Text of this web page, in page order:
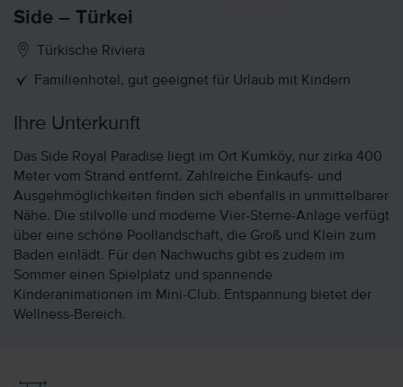
Side – Türkei
Türkische Riviera
Familienhotel, gut geeignet für Urlaub mit Kindern
Ihre Unterkunft
Das Side Royal Paradise liegt im Ort Kumköy, nur zirka 400
Meter vom Strand entfernt. Zahlreiche Einkaufs- und
Ausgehmöglichkeiten finden sich ebenfalls in unmittelbarer
Nähe. Die stilvolle und moderne Vier-Sterne-Anlage verfügt
über eine schöne Poollandschaft, die Groß und Klein zum
Baden einlädt. Für den Nachwuchs gibt es zudem im
Sommer einen Spielplatz und spannende
Kinderanimationen im Mini-Club. Entspannung bietet der
Wellness-Bereich.